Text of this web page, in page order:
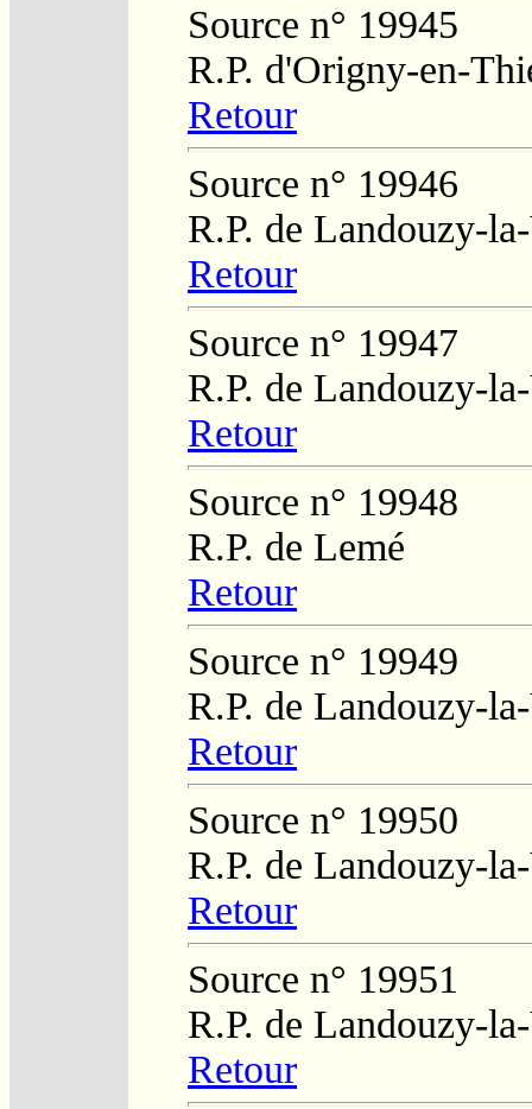
Source n° 19945
R.P. d'Origny-en-
Retour
Source n° 19946
R.P. de Landouzy-
Retour
Source n° 19947
R.P. de Landouzy-
Retour
Source n° 19948
R.P. de Lemé
Retour
Source n° 19949
R.P. de Landouzy-
Retour
Source n° 19950
R.P. de Landouzy-
Retour
Source n° 19951
R.P. de Landouzy-
Retour